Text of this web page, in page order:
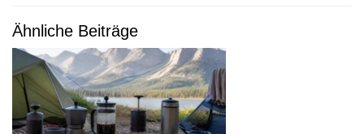
Ähnliche Beiträge